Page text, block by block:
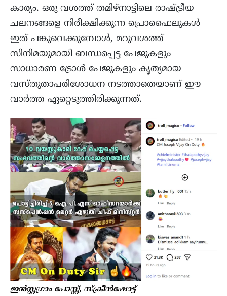
കാര്യം. ഒരു വശത്ത് തമിഴ്‌നാട്ടിലെ രാഷ്ട്രീയ
ചലനങ്ങളെ നിരീക്ഷിക്കുന്ന പ്രൊഫൈലുകൾ
ഇത് പങ്കുവെക്കുമ്പോൾ, മറുവശത്ത്
സിനിമയുമായി ബന്ധപ്പെട്ട പേജുകളും
സാധാരണ ട്രോൾ പേജുകളും കൃത്യമായ
വസ്തുതാപരിശോധന നടത്താതെയാണ് ഈ
വാർത്ത ഏറ്റെടുത്തിരിക്കുന്നത്.
ഇൻസ്റ്റഗ്രാം പോസ്റ്റ്, സ്ക്രീൻഷോട്ട്